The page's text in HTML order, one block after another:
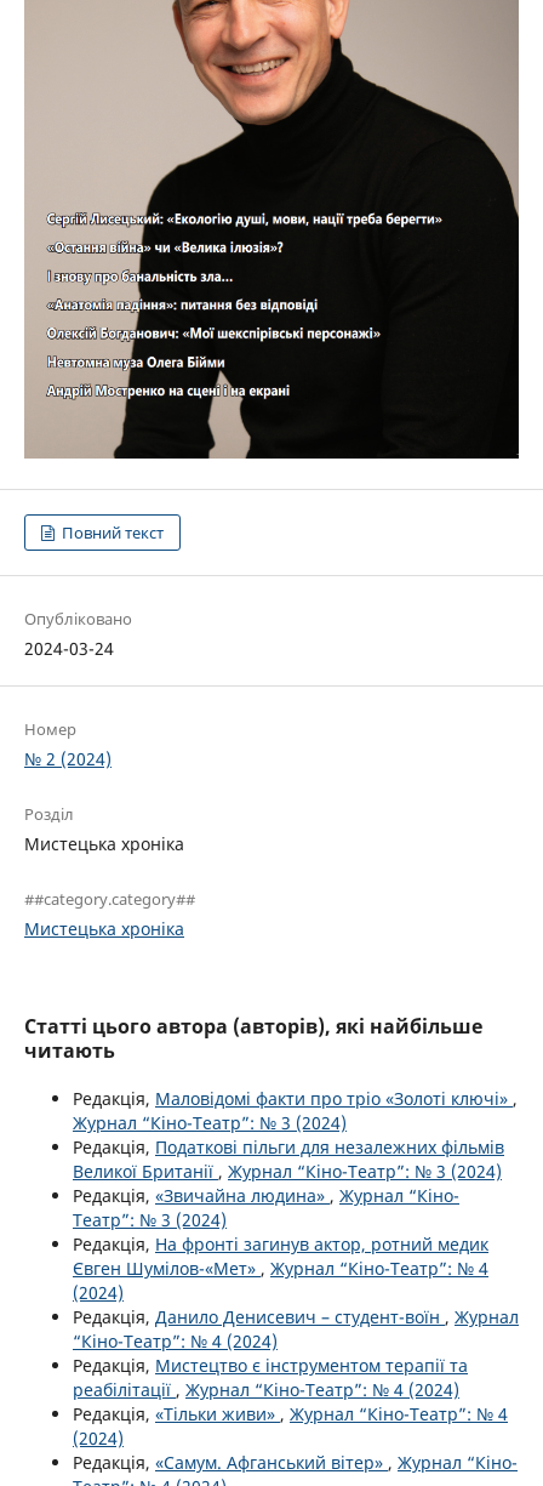
Повний текст
Опубліковано
2024-03-24
Номер
№ 2 (2024)
Розділ
Мистецька хроніка
##category.category##
Мистецька хроніка
Статті цього автора (авторів), які найбільше
читають
Редакція, Маловідомі факти про тріо «Золоті ключі» ,
Журнал “Кіно-Театр”: № 3 (2024)
Редакція, Податкові пільги для незалежних фільмів
Великої Британії , Журнал “Кіно-Театр”: № 3 (2024)
Редакція, «Звичайна людина» , Журнал “Кіно-
Театр”: № 3 (2024)
Редакція, На фронті загинув актор, ротний медик
Євген Шумілов-«Мет» , Журнал “Кіно-Театр”: № 4
(2024)
Редакція, Данило Денисевич – студент-воїн , Журнал
“Кіно-Театр”: № 4 (2024)
Редакція, Мистецтво є інструментом терапії та
реабілітації , Журнал “Кіно-Театр”: № 4 (2024)
Редакція, «Тільки живи» , Журнал “Кіно-Театр”: № 4
(2024)
Редакція, «Самум. Афганський вітер» , Журнал “Кіно-